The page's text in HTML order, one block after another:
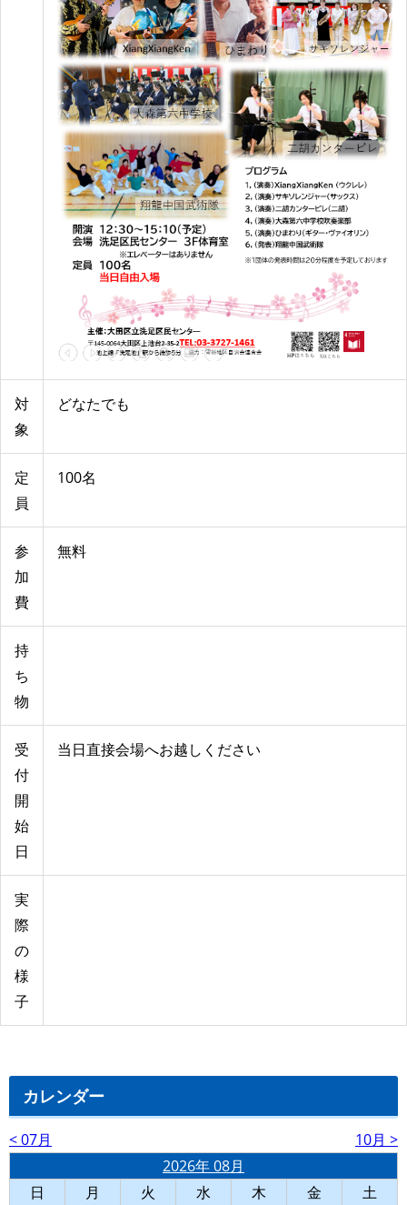
対
象
どなたでも
定
員
100名
参
加
費
無料
持
ち
物
受
付
開
始
日
当日直接会場へお越しください
実
際
の
様
子
カレンダー
< 07月
10月 >
2026年 08月
日
月 火 水 木 金
土